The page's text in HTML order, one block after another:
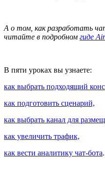
А о том, как разработать
читайте в подробном гиде
В пяти уроках вы узнаете:
как выбрать подходящий
как подготовить сценарий,
как выбрать канал для
как увеличить трафик,
как вести аналитику чат-бота.